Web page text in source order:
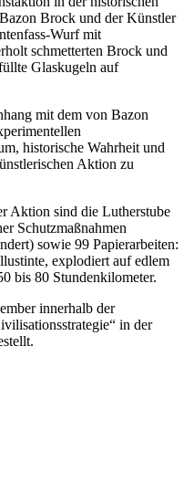
Brock und der Künstler
Wurf mit
schmetterten Brock und
Glaskugeln auf
mit dem von Bazon
historische Wahrheit und
Aktion zu
Aktion sind die Lutherstube
Schutzmaßnahmen
sowie 99 Papierarbeiten:
explodiert auf edlem
bis 80 Stundenkilometer.
innerhalb der
in der